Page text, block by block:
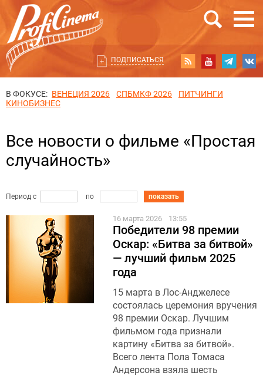
ПОДПИСАТЬСЯ
В ФОКУСЕ: ВЕНЕЦИЯ 2026 СПБМКФ 2026
ПИТЧИНГИ
КИНОБИЗНЕС
Все новости о фильме «Простая
случайность»
Период с по показать
16 марта 2026 13:55
Победители 98 премии
Оскар: «Битва за битвой»
— лучший фильм 2025
года
15 марта в Лос-Анджелесе
состоялась церемония вручения
98 премии Оскар. Лучшим
фильмом года признали
картину «Битва за битвой».
Всего лента Пола Томаса
Андерсона взяла шесть